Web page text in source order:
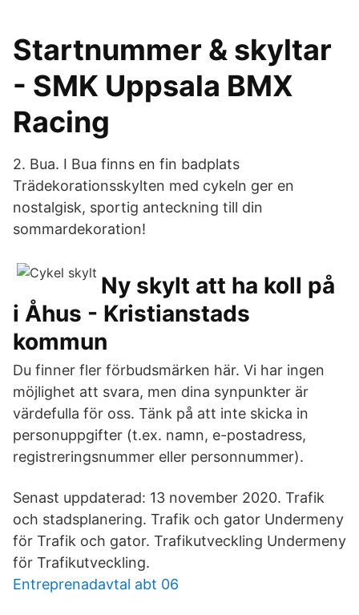
Startnummer & skyltar
- SMK Uppsala BMX
Racing
2. Bua. I Bua finns en fin badplats
Trädekorationsskylten med cykeln ger en
nostalgisk, sportig anteckning till din
sommardekoration!
Ny skylt att ha koll på
i Åhus - Kristianstads
kommun
Du finner fler förbudsmärken här. Vi har ingen
möjlighet att svara, men dina synpunkter är
värdefulla för oss. Tänk på att inte skicka in
personuppgifter (t.ex. namn, e-postadress,
registreringsnummer eller personnummer).
Senast uppdaterad: 13 november 2020. Trafik
och stadsplanering. Trafik och gator Undermeny
för Trafik och gator. Trafikutveckling Undermeny
för Trafikutveckling.
Entreprenadavtal abt 06